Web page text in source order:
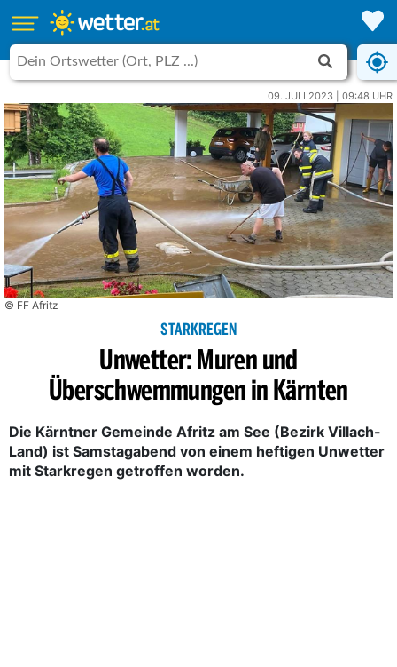
09. JULI 2023 | 09:48 UHR
© FF Afritz
STARKREGEN
Unwetter: Muren und
Überschwemmungen in Kärnten
Die Kärntner Gemeinde Afritz am See (Bezirk Villach-
Land) ist Samstagabend von einem heftigen Unwetter
mit Starkregen getroffen worden.